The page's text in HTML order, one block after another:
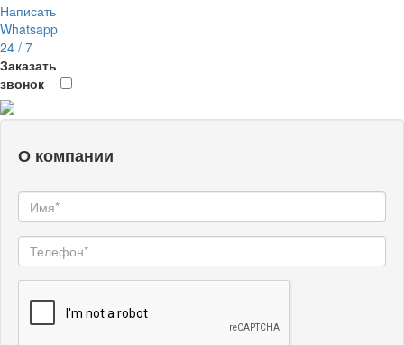
Написать
Whatsapp
24 / 7
Заказать
звонок
О компании